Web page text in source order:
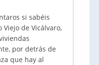
si sabéis
Viejo de Vicálvaro,
por detrás de
que hay al